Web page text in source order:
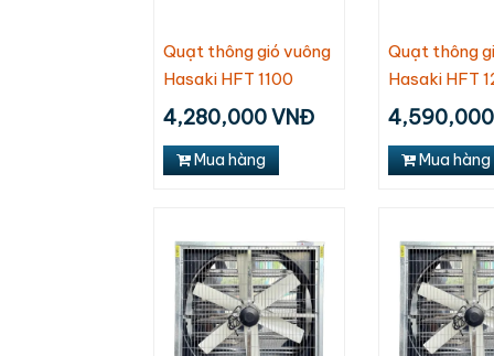
Quạt thông gió vuông
Hasaki HFT 1100
4,280,000 VNĐ
Mua hàng
Quạt thông
Hasaki HFT
Mua hàng
Quạt hút âm trần
Nanoco NMV1421
Quạt trần
Chinghai SF2001